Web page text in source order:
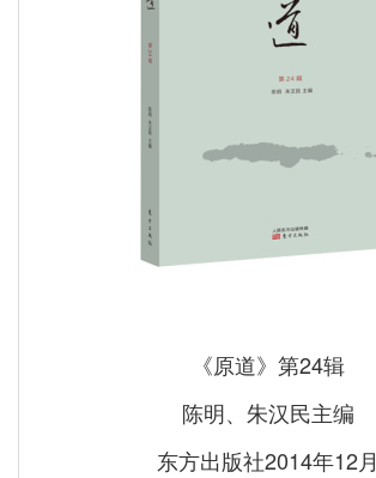
《原道》第24辑
陈明、朱汉民主编
东方出版社2014年12月